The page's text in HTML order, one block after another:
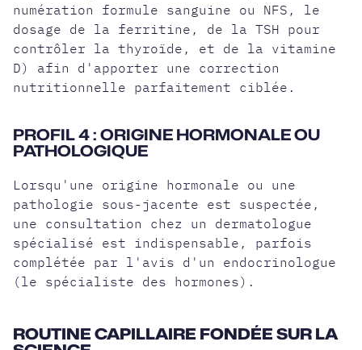
numération formule sanguine ou NFS, le
dosage de la ferritine, de la TSH pour
contrôler la thyroïde, et de la vitamine
D) afin d'apporter une correction
nutritionnelle parfaitement ciblée.
PROFIL 4 : ORIGINE HORMONALE OU
PATHOLOGIQUE
Lorsqu'une origine hormonale ou une
pathologie sous-jacente est suspectée,
une consultation chez un dermatologue
spécialisé est indispensable, parfois
complétée par l'avis d'un endocrinologue
(le spécialiste des hormones).
ROUTINE CAPILLAIRE FONDÉE SUR LA